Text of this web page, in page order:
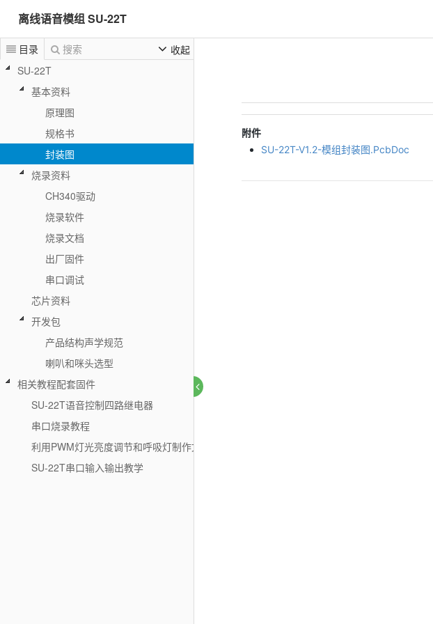
离线语音模组 SU-22T
目录 搜索
收起
SU-22T
基本资料
原理图
规格书
封装图
烧录资料
CH340驱动
烧录软件
烧录文档
出厂固件
串口调试
芯片资料
开发包
产品结构声学规范
喇叭和咪头选型
相关教程配套固件
SU-22T语音控制四路继电器
串口烧录教程
利用PWM灯光亮度调节和呼吸灯制作文档和固件
SU-22T串口输入输出教学
附件
SU-22T-V1.2-模组封装图.PcbDoc